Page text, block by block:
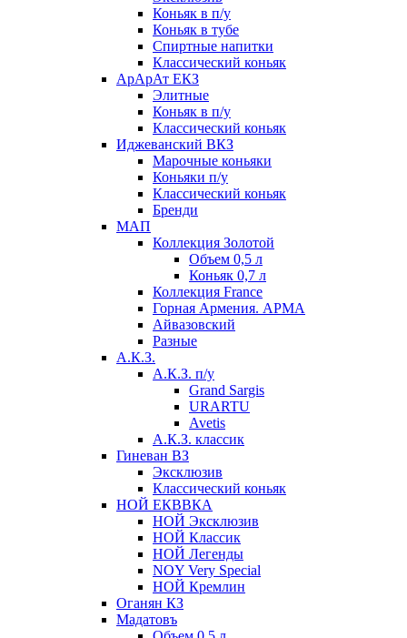
Коньяк в п/у
Коньяк в тубе
Спиртные напитки
Классический коньяк
АрАрАт ЕКЗ
Элитные
Коньяк в п/у
Классический коньяк
Иджеванский ВКЗ
Марочные коньяки
Коньяки п/у
Классический коньяк
Бренди
МАП
Коллекция Золотой
Объем 0,5 л
Коньяк 0,7 л
Коллекция France
Горная Армения. АРМА
Айвазовский
Разные
А.К.З.
А.К.З. п/у
Grand Sargis
URARTU
Avetis
А.К.З. классик
Гиневан ВЗ
Эксклюзив
Классический коньяк
НОЙ ЕКВВКА
НОЙ Эксклюзив
НОЙ Классик
НОЙ Легенды
NOY Very Speсial
НОЙ Кремлин
Оганян КЗ
Мадатовъ